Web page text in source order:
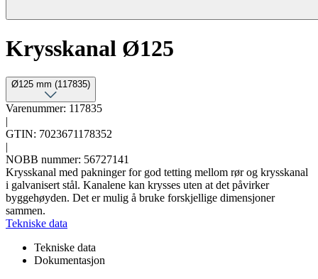
Krysskanal Ø125
Ø125 mm (117835)
Varenummer: 117835
|
GTIN: 7023671178352
|
NOBB nummer: 56727141
Krysskanal med pakninger for god tetting mellom rør og krysskanal
i galvanisert stål. Kanalene kan krysses uten at det påvirker
byggehøyden. Det er mulig å bruke forskjellige dimensjoner
sammen.
Tekniske data
Tekniske data
Dokumentasjon